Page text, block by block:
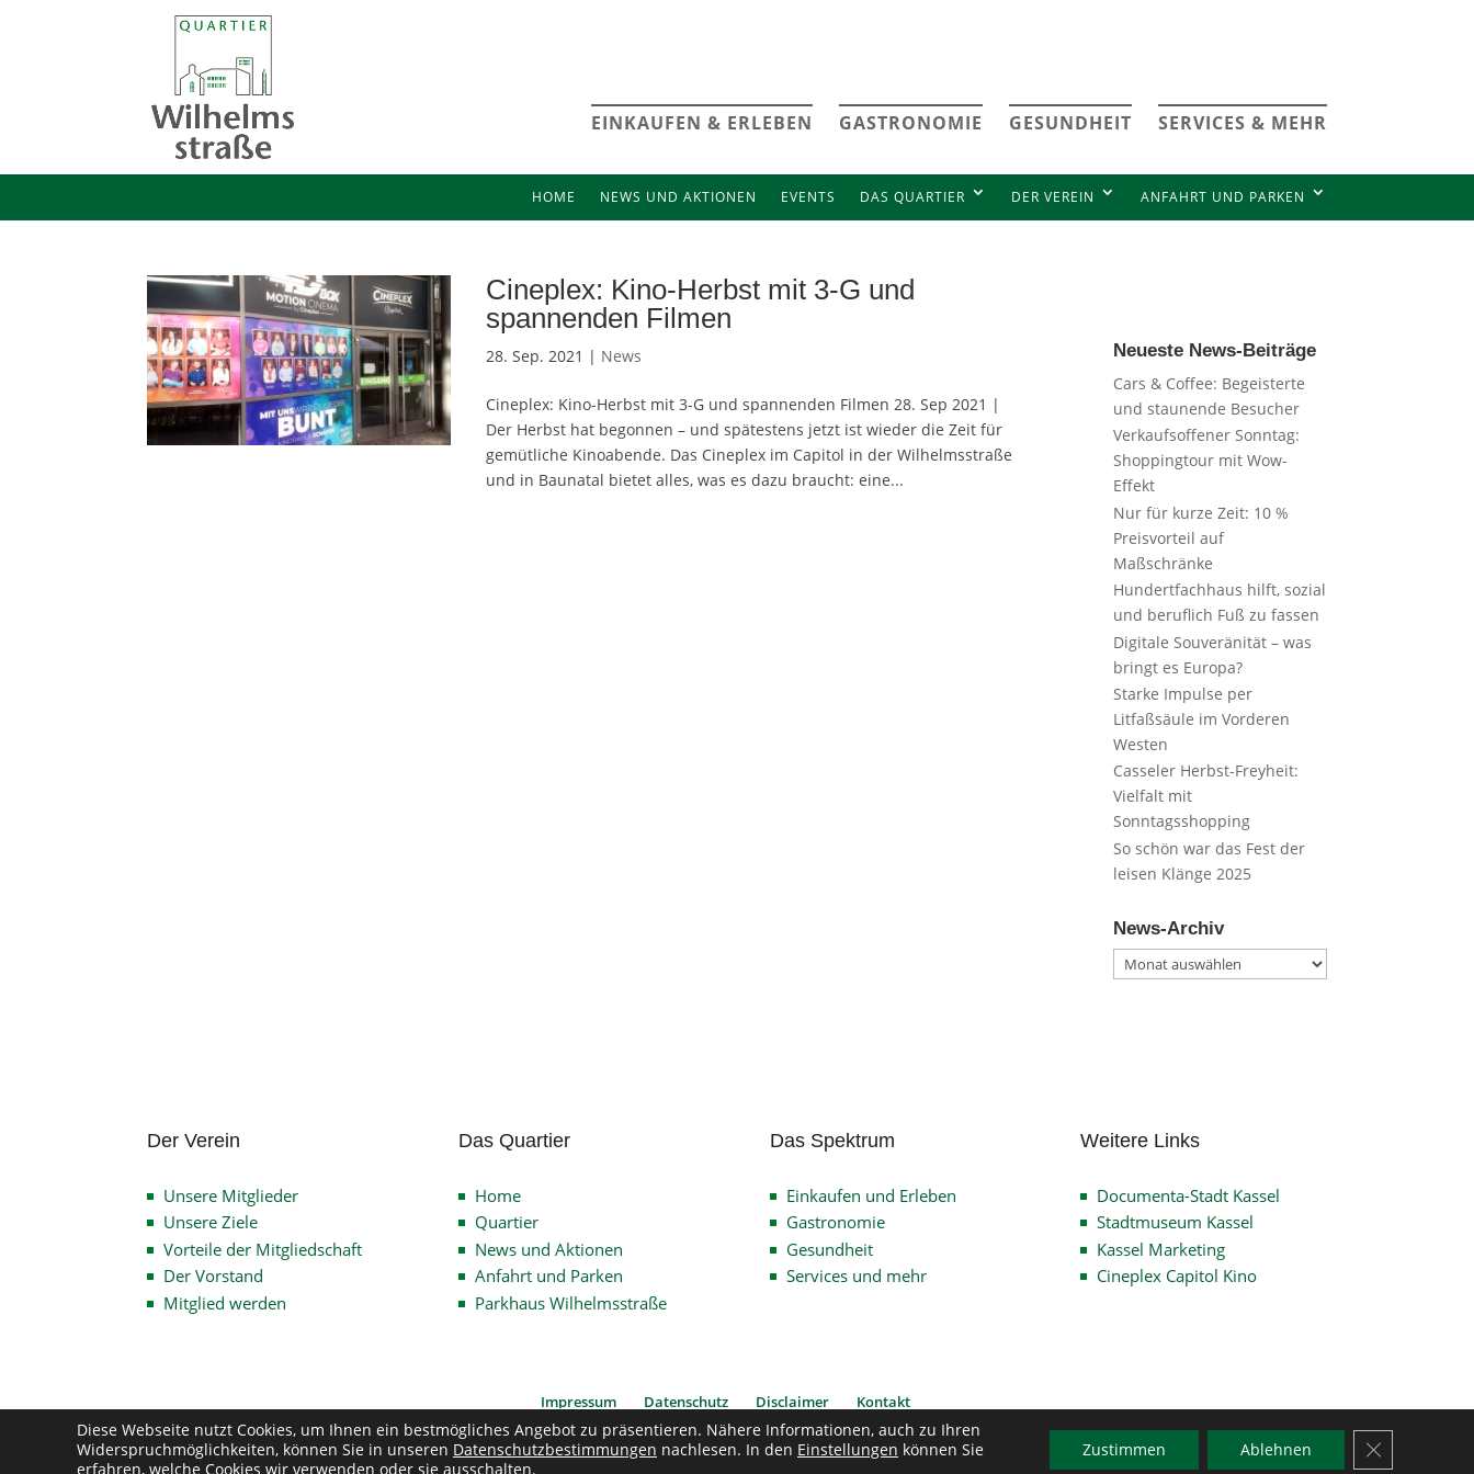
EINKAUFEN & ERLEBEN GASTRONOMIE GESUNDHEIT SERVICES & MEHR
HOME NEWS UND AKTIONEN EVENTS DAS QUARTIER DER VEREIN ANFAHRT UND PARKEN
Cineplex: Kino-Herbst mit 3-G und
spannenden Filmen
28. Sep. 2021 | News
Cineplex: Kino-Herbst mit 3-G und spannenden Filmen 28. Sep 2021 |
Der Herbst hat begonnen – und spätestens jetzt ist wieder die Zeit für
gemütliche Kinoabende. Das Cineplex im Capitol in der Wilhelmsstraße
und in Baunatal bietet alles, was es dazu braucht: eine...
Neueste News-Beiträge
Cars & Coffee: Begeisterte
und staunende Besucher
Verkaufsoffener Sonntag:
Shoppingtour mit Wow-
Effekt
Nur für kurze Zeit: 10 %
Preisvorteil auf
Maßschränke
Hundertfachhaus hilft, sozial
und beruflich Fuß zu fassen
Digitale Souveränität – was
bringt es Europa?
Starke Impulse per
Litfaßsäule im Vorderen
Westen
Casseler Herbst-Freyheit:
Vielfalt mit
Sonntagsshopping
So schön war das Fest der
leisen Klänge 2025
News-Archiv
News-
Archiv
Der Verein
Unsere Mitglieder
Unsere Ziele
Vorteile der Mitgliedschaft
Der Vorstand
Mitglied werden
Das Quartier
Home
Quartier
News und Aktionen
Anfahrt und Parken
Parkhaus Wilhelmsstraße
Das Spektrum
Einkaufen und Erleben
Gastronomie
Gesundheit
Services und mehr
Weitere Links
Documenta-Stadt Kassel
Stadtmuseum Kassel
Kassel Marketing
Cineplex Capitol Kino
Impressum Datenschutz Disclaimer Kontakt
Copyright © 2026Verein Quartier Wilhelmsstrasse | Alle Rechte vorbehalten
Diese Webseite nutzt Cookies, um Ihnen ein bestmögliches Angebot zu präsentieren. Nähere Informationen, auch zu Ihren
Widerspruchmöglichkeiten, können Sie in unseren Datenschutzbestimmungen nachlesen. In den Einstellungen können Sie
erfahren, welche Cookies wir verwenden oder sie ausschalten.
Zustimmen Ablehnen GDPR